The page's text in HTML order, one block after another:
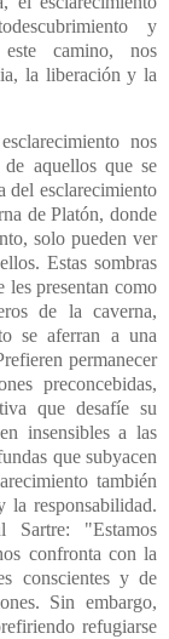
y
camino, nos
la liberación y la
nos
aquellos que se
del esclarecimiento
de Platón, donde
solo pueden ver
Estas sombras
les presentan como
de la caverna,
se aferran a una
permanecer
preconcebidas,
que desafíe su
insensibles a las
que subyacen
también
la responsabilidad.
Sartre: "Estamos
confronta con la
conscientes y de
Sin embargo,
refugiarse